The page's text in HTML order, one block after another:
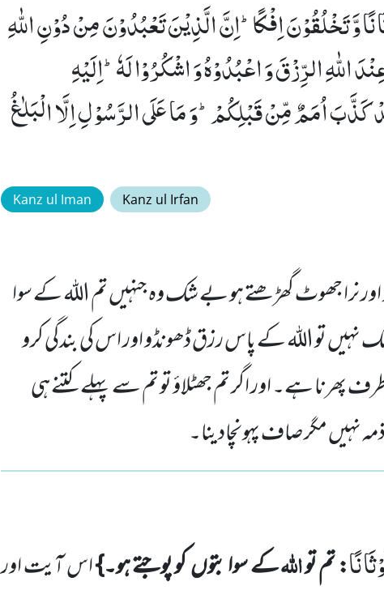
وَّ تَخْلُقُوْنَ اِفْكًاؕ-اِنَّ الَّذِیْنَ تَعْبُدُوْنَ مِنْ دُوْنِ اللّٰهِ
اللّٰهِ الرِّزْقَ وَ اعْبُدُوْهُ وَ اشْكُرُوْا لَهٗؕ-اِلَیْهِ
فَقَدْ كَذَّبَ اُمَمٌ مِّنْ قَبْلِكُمْؕ-وَ مَا عَلَى الرَّسُوْلِ اِلَّا الْبَلٰغُ
Kanz ul Iman Kanz ul Irfan
اور نرا جھوٹ گھڑھتے ہو بے شک وہ جنہیں تم الله کے سوا
نہیں تو الله کے پاس رزق ڈھونڈو اور اس کی بندگی کرو
پھرنا ہے۔ اور اگر تم جھٹلاؤ تو تم سے پہلے کتنے ہی
نہیں مگر صاف پہونچادینا۔
: تم تواللہکے سوا بتوںکو پوجتےہو۔}اس آیت اور